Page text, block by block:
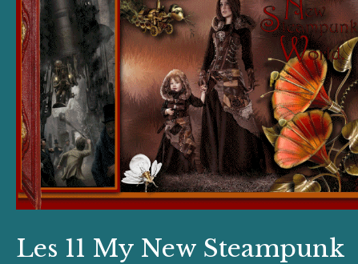
Les 11 My New Steampunk